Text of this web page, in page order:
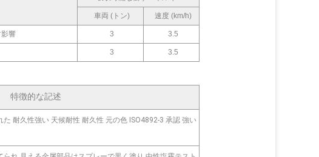
車両 (トン) 速度 (km/h)
響 3 3.5
3 3.5
特徴的な記述
耐久性強い 天候耐性 耐久性 元の色 ISO4892-3 承認 強い